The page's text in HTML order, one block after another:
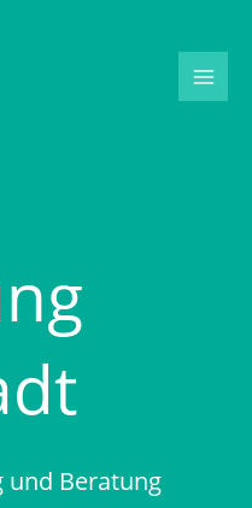
und Beratung